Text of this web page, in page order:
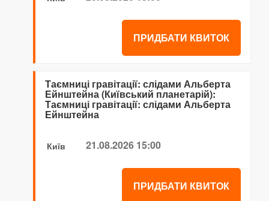
ПРИДБАТИ КВИТОК
Таємниці гравітації: слідами Альберта
Ейнштейна (Київський планетарій):
Таємниці гравітації: слідами Альберта
Ейнштейна
Київ 21.08.2026 15:00
ПРИДБАТИ КВИТОК